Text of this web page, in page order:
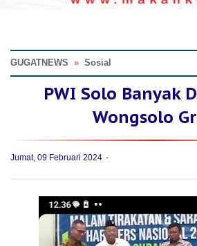
GUGATNEWS » Sosial
PWI Solo Banyak
Wongsolo
Jumat, 09 Februari 2024